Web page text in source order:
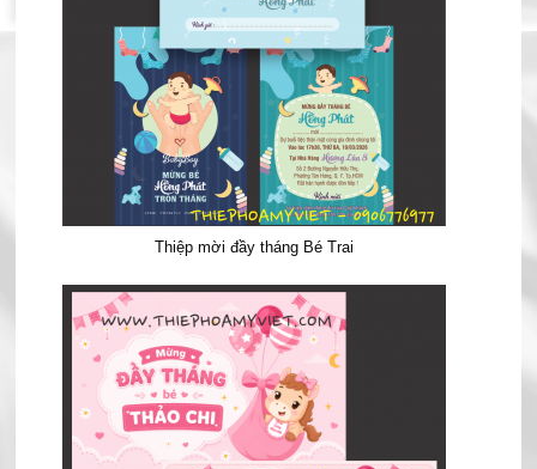
Thiệp mời đầy tháng Bé Trai